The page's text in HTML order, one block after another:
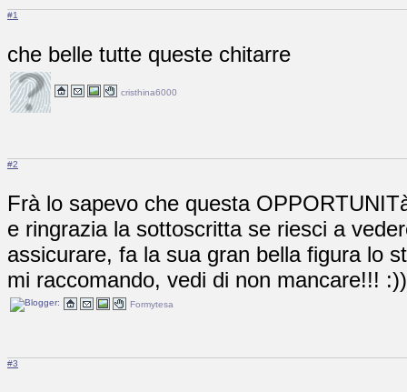
#1
che belle tutte queste chitarre
cristhina6000
#2
Frà lo sapevo che questa
e ringrazia la sottoscritta se riesci a
assicurare, fa la sua gran bella figura lo
mi raccomando, vedi di non mancare!!!
Formytesa
#3